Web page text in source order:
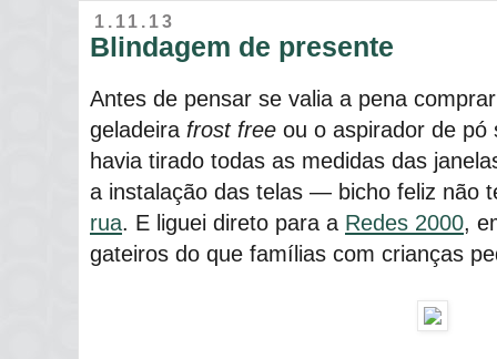
1.11.13
Blindagem de presente
Antes de pensar se valia a pena
geladeira frost free ou o aspirador de pó
havia tirado todas as medidas das
a instalação das telas ― bicho feliz não
rua. E liguei direto para a Redes 2000,
gateiros do que famílias com crianças